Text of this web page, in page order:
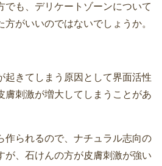
でも、デリケートゾーンについて
がいいのではないでしょうか。
起きてしまう原因として界面活性
膚刺激が増大してしまうことがあ
作られるので、ナチュラル志向の
が、石けんの方が皮膚刺激が強い